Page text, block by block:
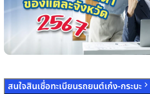
สนใจสินเชื่อทะเบียนรถยนต์เก๋ง-กระบะ